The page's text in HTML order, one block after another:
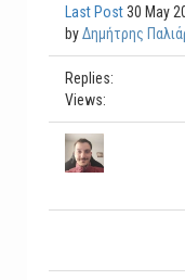
Last Post30 May
byΔημήτρης
Replies:
Views: